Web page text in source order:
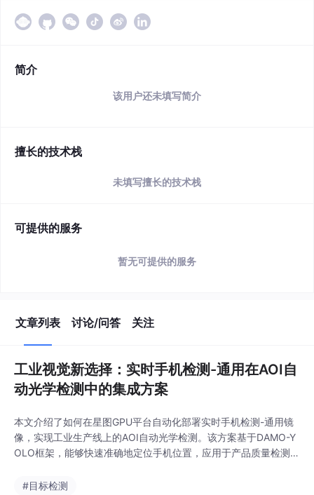
简介
该用户还未填写简介
擅长的技术栈
未填写擅长的技术栈
可提供的服务
暂无可提供的服务
文章列表 讨论/问答 关注
工业视觉新选择：实时手机检测-通用在AOI自
动光学检测中的集成方案
本文介绍了如何在星图GPU平台自动化部署实时手机检测-通用镜
像，实现工业生产线上的AOI自动光学检测。该方案基于DAMO-Y
OLO框架，能够快速准确地定位手机位置，应用于产品质量检测、
#目标检测